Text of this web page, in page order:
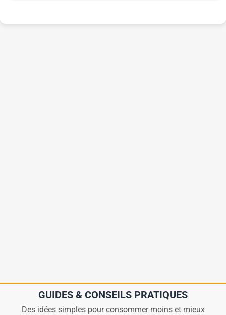
GUIDES & CONSEILS PRATIQUES
Des idées simples pour consommer moins et mieux